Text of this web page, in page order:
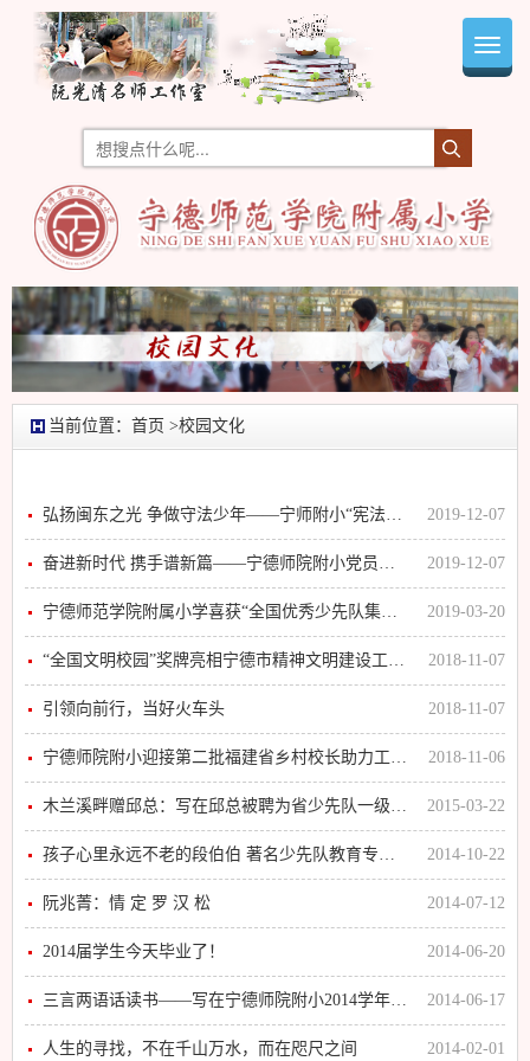
当前位置： 首页 >校园文化
弘扬闽东之光 争做守法少年——宁师附小“宪法日”主题系列活动 2019-12-07
奋进新时代 携手谱新篇——宁德师院附小党员教师送教送培畲乡校区暨两校新一轮结对帮扶签约仪式 2019-12-07
宁德师范学院附属小学喜获“全国优秀少先队集体”称号 2019-03-20
“全国文明校园”奖牌亮相宁德市精神文明建设工作会议 2018-11-07
引领向前行，当好火车头 2018-11-07
宁德师院附小迎接第二批福建省乡村校长助力工程培训班跟岗校长 2018-11-06
木兰溪畔赠邱总：写在邱总被聘为省少先队一级督导之际 2015-03-22
孩子心里永远不老的段伯伯 著名少先队教育专家段镇逝世 2014-10-22
阮兆菁：情 定 罗 汉 松 2014-07-12
2014届学生今天毕业了！ 2014-06-20
三言两语话读书——写在宁德师院附小2014学年教师读书交流会后 2014-06-17
人生的寻找，不在千山万水，而在咫尺之间 2014-02-01